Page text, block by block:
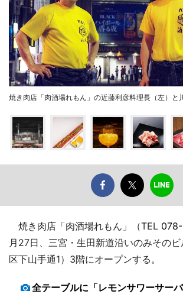
焼き肉店「肉酒場れもん」の近藤利彦料理長（左）と
焼き肉店「肉酒場れもん」（TEL
月27日、三宮・生田新道沿いのみその
区下山手通1）3階にオープンする。
全テーブルに「レモンサワーサー